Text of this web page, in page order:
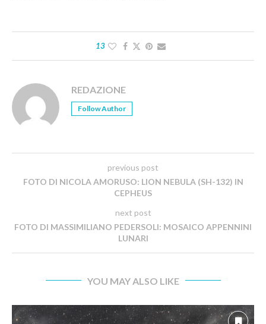
13
REDAZIONE
Follow Author
previous post
FOTO DI NICOLA AMORUSO: LION NEBULA (SH-132) IN
CEPHEUS
next post
FOTO DI MASSIMILIANO PEDERSOLI: MOSAICO APPENNINI
LUNARI
YOU MAY ALSO LIKE